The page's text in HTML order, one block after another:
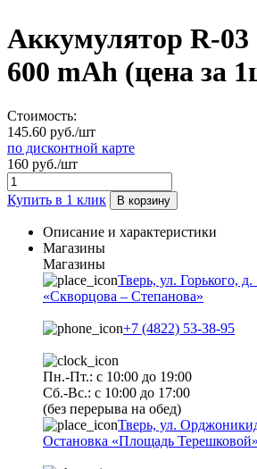
Аккумулятор R-03
600 mAh (цена за
Стоимость:
145.60 руб./шт
по дисконтной карте
160 руб./шт
Купить в 1 клик В корзину
Описание и характеристики
Магазины
Магазины
Тверь, ул. Горького,
«Скворцова – Степанова»
+7 (4822) 53-38-95
Пн.-Пт.: с 10:00 до 19:00
Сб.-Вс.: с 10:00 до 17:00
(без перерыва на обед)
Тверь, ул.
Остановка «Площадь Терешковой»